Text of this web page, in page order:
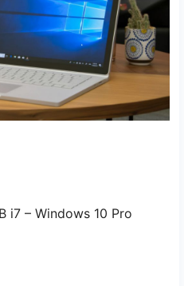
i7 – Windows 10 Pro